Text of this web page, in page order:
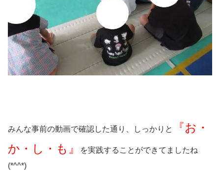
みんな事前の動画で確認した通り、しっかりと
『お・
か・し・も』
を実践することができてましたね
(*^^*)